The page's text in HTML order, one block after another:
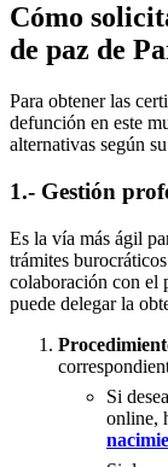
Cómo
de paz de
Para obtener las
defunción en este
alternativas según
1.- Gestión
Es la vía más ágil
trámites
colaboración con el
puede delegar la
Si
online,